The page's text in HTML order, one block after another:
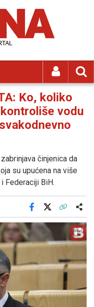
Ko, koliko
vodu
činjenica da
su upućena na više
Federaciji BiH.
Facebook